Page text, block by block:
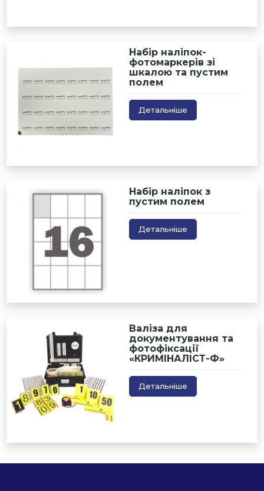
Набір наліпок-
фотомаркерів зі
шкалою та пустим
полем
Детальніше
Набір наліпок з
пустим полем
Детальніше
Валіза для
документування та
фотофіксації
«КРИМІНАЛІСТ-Ф»
Детальніше